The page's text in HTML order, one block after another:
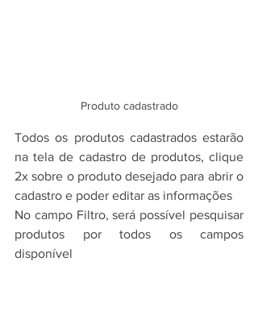
Produto cadastrado
Todos os produtos cadastrados estarão
na tela de cadastro de produtos, clique
2x sobre o produto desejado para abrir o
cadastro e poder editar as informações
No campo Filtro, será possível pesquisar
produtos por todos os campos
disponível